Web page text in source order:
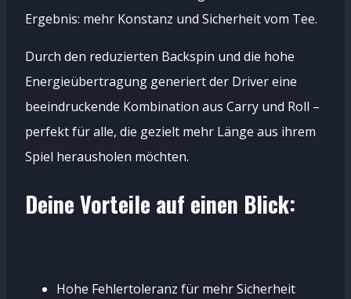
Ergebnis: mehr Konstanz und Sicherheit vom Tee.
Durch den reduzierten Backspin und die hohe
Energieübertragung generiert der Driver eine
beeindruckende Kombination aus Carry und Roll –
perfekt für alle, die gezielt mehr Länge aus ihrem
Spiel herausholen möchten.
Deine Vorteile auf einen Blick:
Hohe Fehlertoleranz für mehr Sicherheit